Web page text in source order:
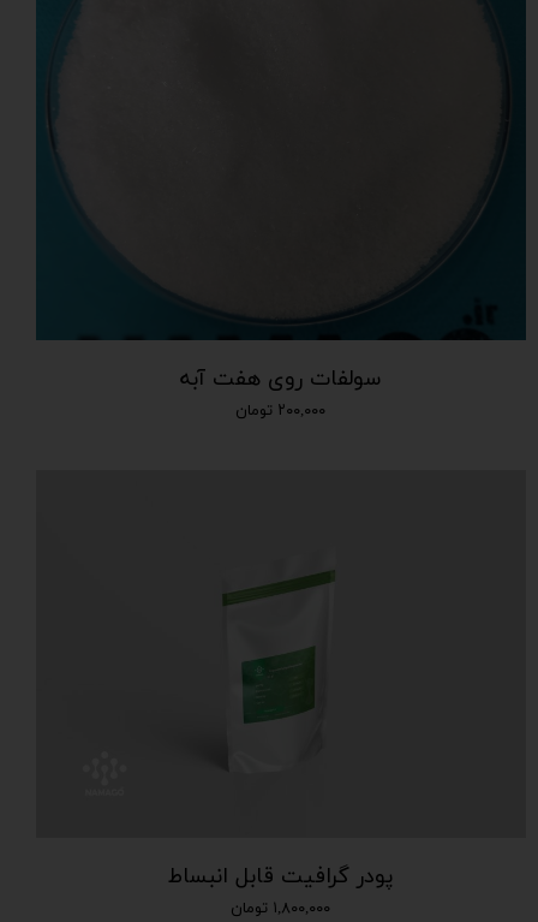
سولفات روی هفت آبه
۲۰۰,۰۰۰ تومان
پودر گرافیت قابل انبساط
۱,۸۰۰,۰۰۰ تومان